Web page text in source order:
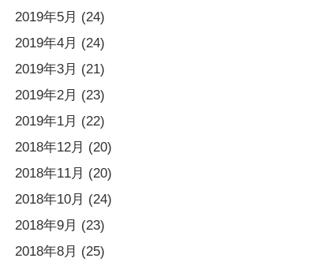
2019年5月 (24)
2019年4月 (24)
2019年3月 (21)
2019年2月 (23)
2019年1月 (22)
2018年12月 (20)
2018年11月 (20)
2018年10月 (24)
2018年9月 (23)
2018年8月 (25)